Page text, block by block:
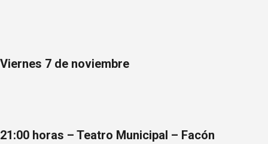
Viernes 7 de noviembre
21:00 horas – Teatro Municipal – Facón